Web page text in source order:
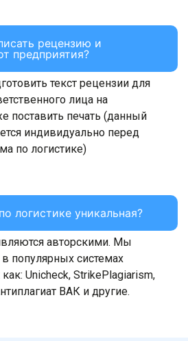
рецензию и
предприятия?
текст рецензии для
лица на
поставить печать (данный
индивидуально перед
по логистике)
логистике уникальная?
авторскими. Мы
популярных системах
как: Unicheck, StrikePlagiarism,
ВАК и другие.